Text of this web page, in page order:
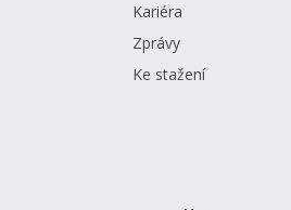
Kariéra
Zprávy
Ke stažení